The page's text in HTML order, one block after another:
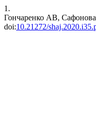
1.
Гончаренко АВ, Сафонова
doi:10.21272/